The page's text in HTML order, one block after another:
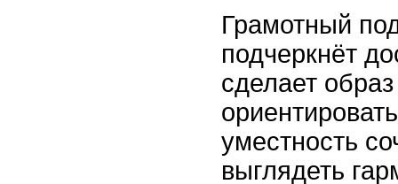
Грамотный
подчеркнёт
сделает
уместность
выглядеть